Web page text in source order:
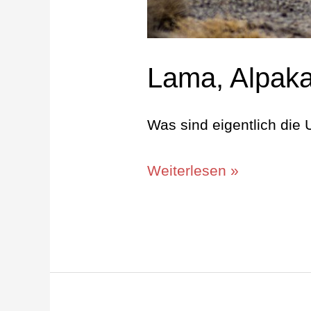
Lama,
Was sind eigentlich die
Weiterlesen »